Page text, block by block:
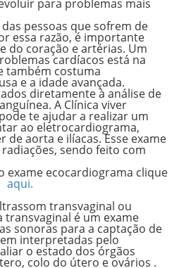
para problemas mais
pessoas que sofrem de
essa razão, é importante
do coração e artérias. Um
cardíacos está na
também costuma
e a idade avançada.
diretamente à análise de
A Clínica viver
te ajudar a realizar um
ao eletrocardiograma,
de aorta e ilíacas. Esse exame
sendo feito com
exame ecocardiograma clique
aqui.
transvaginal ou
transvaginal é um exame
sonoras para a captação de
interpretadas pelo
o estado dos órgãos
colo do útero e ovários .